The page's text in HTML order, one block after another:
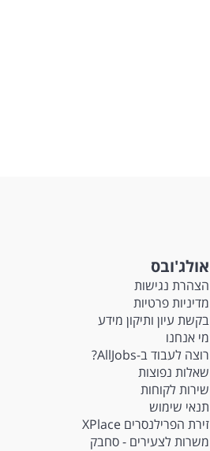
אולג'ובס
הצהרת נגישות
מדיניות פרטיות
בקשת עיון ותיקון מידע
מי אנחנו
רוצה לעבוד ב-AllJobs?
שאלות נפוצות
שירות לקוחות
תנאי שימוש
זירת הפרילנסרים XPlace
משרות לצעירים - סחבק